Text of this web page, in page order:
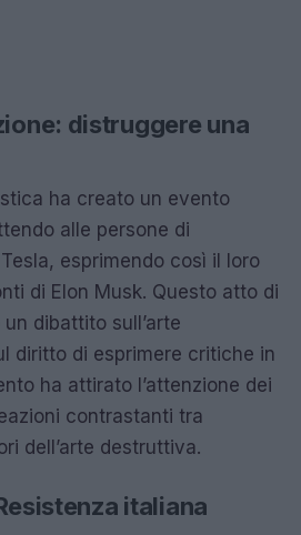
distruggere una
ha creato un evento
alle persone di
esprimendo così il loro
di Elon Musk. Questo atto di
dibattito sull’arte
diritto di esprimere critiche in
ha attirato l’attenzione dei
contrastanti tra
dell’arte destruttiva.
italiana